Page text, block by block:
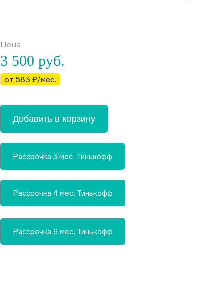
Цена
3 500 руб.
от 583 ₽/мес.
Добавить в корзину
Рассрочка 3 мес. Тинькофф
Рассрочка 4 мес. Тинькофф
Рассрочка 6 мес. Тинькофф